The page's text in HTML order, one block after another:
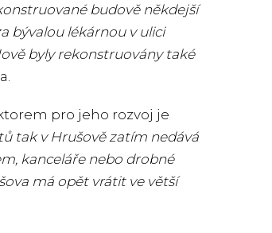
budově někdejší
bývalou lékárnou v ulici
byly rekonstruovány také
pro jeho rozvoj je
tak v Hrušově zatím nedává
kanceláře nebo drobné
má opět vrátit ve větší